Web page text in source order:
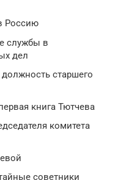
Россию
службы в
дел
старшего
книга Тютчева
комитета
советники